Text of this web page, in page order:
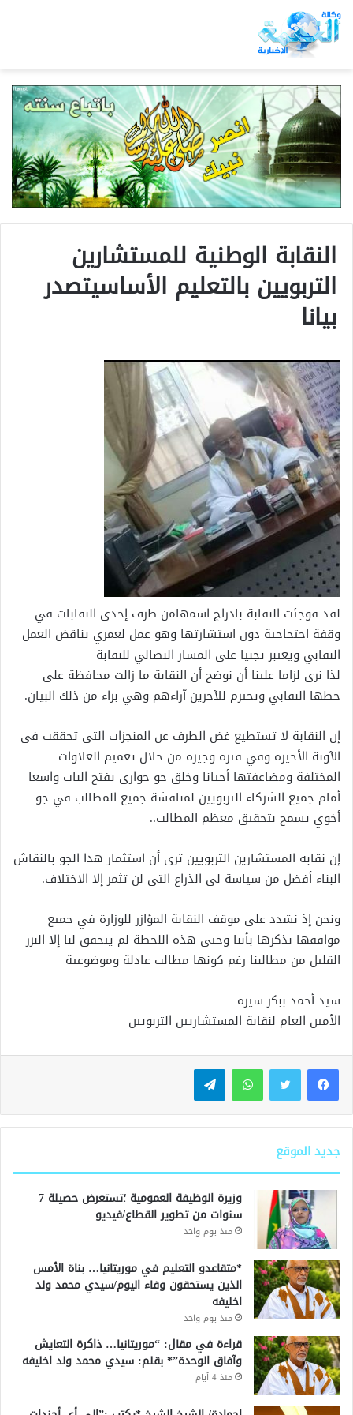
النقابة الوطنية للمستشارين
التربويين بالتعليم الأساسيتصدر
بيانا
لقد فوجئت النقابة بادراج اسمهامن طرف إحدى النقابات في
وقفة احتجاجية دون استشارتها وهو عمل لعمري يناقض العمل
النقابي ويعتبر تجنيا على المسار النضالي للنقابة
لذا نرى لزاما علينا أن نوضح أن النقابة ما زالت محافظة على
خطها النقابي وتحترم للآخرين آراءهم وهي براء من ذلك البيان.
إن النقابة لا تستطيع غض الطرف عن المنجزات التي تحققت في
الآونة الأخيرة وفي فترة وجيزة من خلال تعميم العلاوات
المختلفة ومضاعفتها أحيانا وخلق جو حواري يفتح الباب واسعا
أمام جميع الشركاء التربويين لمناقشة جميع المطالب في جو
أخوي يسمح بتحقيق معظم المطالب..
إن نقابة المستشارين التربويين ترى أن استثمار هذا الجو بالنقاش
البناء أفضل من سياسة لي الذراع التي لن تثمر إلا الاختلاف.
ونحن إذ نشدد على موقف النقابة المؤازر للوزارة في جميع
مواقفها نذكرها بأننا وحتى هذه اللحظة لم يتحقق لنا إلا النزر
القليل من مطالبنا رغم كونها مطالب عادلة وموضوعية
سيد أحمد ببكر سيره
الأمين العام لنقابة المستشاريين التربويين
واتساب تيلقرام
جديد الموقع
وزيرة الوظيفة العمومية ؛تستعرض حصيلة 7
سنوات من تطوير القطاع/فيديو
منذ يوم واحد
*متقاعدو التعليم في موريتانيا… بناة الأمس
الذين يستحقون وفاء اليوم/سيدي محمد ولد
اخليفه
منذ يوم واحد
قراءة في مقال: “موريتانيا… ذاكرة التعايش
وآفاق الوحدة”* بقلم: سيدي محمد ولد اخليفه
منذ 4 أيام